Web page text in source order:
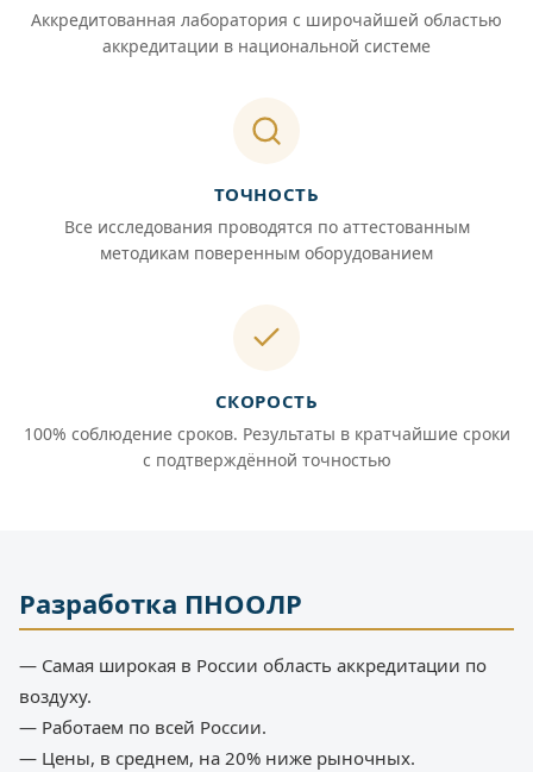
Аккредитованная лаборатория с широчайшей областью
аккредитации в национальной системе
ТОЧНОСТЬ
Все исследования проводятся по аттестованным
методикам поверенным оборудованием
СКОРОСТЬ
100% соблюдение сроков. Результаты в кратчайшие сроки
с подтверждённой точностью
Разработка ПНООЛР
— Самая широкая в России область аккредитации по
воздуху.
— Работаем по всей России.
— Цены, в среднем, на 20% ниже рыночных.